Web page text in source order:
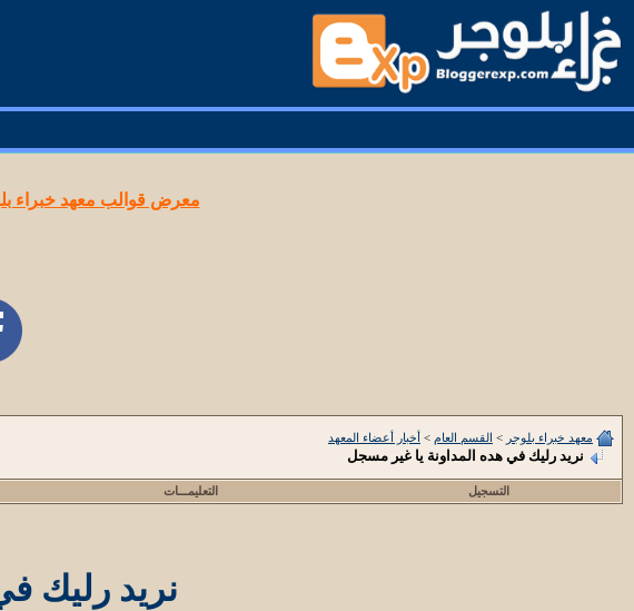
معرض قوالب معهد خبراء
معهد خبراء بلوجر > القسم العام > أخبار أعضاء المعهد
نريد رليك في هده المداونة يا غير مسجل
التسجيل التعليمـــات
نريد رليك